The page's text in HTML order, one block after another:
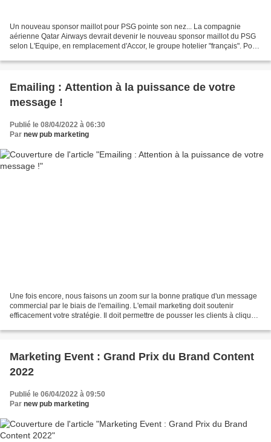
Un nouveau sponsor maillot pour PSG pointe son nez... La compagnie
aérienne Qatar Airways devrait devenir le nouveau sponsor maillot du PSG
selon L'Equipe, en remplacement d'Accor, le groupe hotelier "français". Pour
Emailing : Attention à la puissance de votre
message !
Publié le 08/04/2022 à 06:30
Par new pub marketing
Une fois encore, nous faisons un zoom sur la bonne pratique d'un message
commercial par le biais de l'emailing. L'email marketing doit soutenir
efficacement votre stratégie. Il doit permettre de pousser les clients à cliquer
Marketing Event : Grand Prix du Brand Content
2022
Publié le 06/04/2022 à 09:50
Par new pub marketing